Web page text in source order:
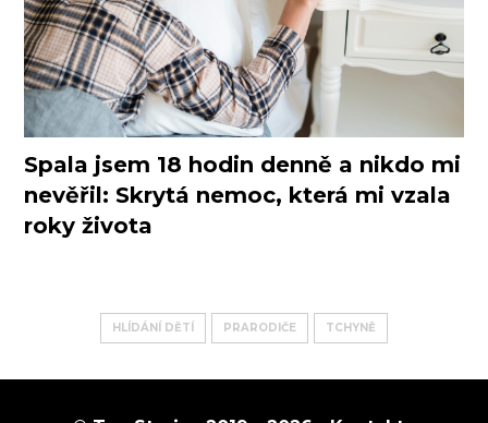
Spala jsem 18 hodin denně a nikdo mi
nevěřil: Skrytá nemoc, která mi vzala
roky života
HLÍDÁNÍ DĚTÍ PRARODIČE TCHYNĚ